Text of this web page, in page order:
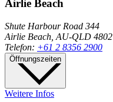
Airlie Beach
Shute Harbour Road 344
Airlie Beach, AU-QLD 4802
Telefon: +61 2 8356 2900
Öffnungszeiten
Weitere Infos